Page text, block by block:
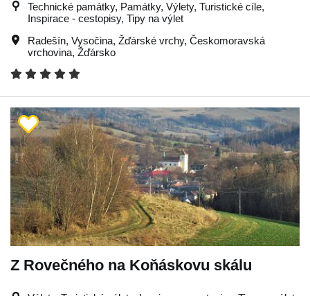
Technické památky, Památky, Výlety, Turistické cíle,
Inspirace - cestopisy, Tipy na výlet
Radešín, Vysočina, Žďárské vrchy, Českomoravská
vrchovina, Žďársko
Z Rovečného na Koňáskovu skálu